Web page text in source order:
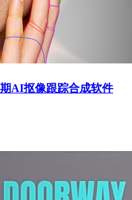
AI抠像跟踪合成软件